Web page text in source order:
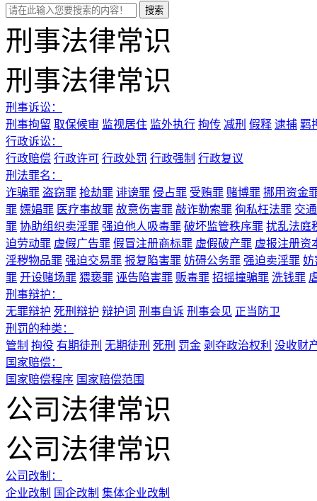
刑事法律常识
刑事法律常识
刑事诉讼：
刑事拘留 取保候审 监视居住 监外执行 拘传 减刑 假释 逮捕 羁
行政诉讼：
行政赔偿 行政许可 行政处罚 行政强制 行政复议
刑法罪名：
诈骗罪 盗窃罪 抢劫罪 诽谤罪 侵占罪 受贿罪 赌博罪 挪用资金
罪 嫖娼罪 医疗事故罪 故意伤害罪 敲诈勒索罪 徇私枉法罪 交
罪 协助组织卖淫罪 强迫他人吸毒罪 破坏监管秩序罪 扰乱法庭
迫劳动罪 虚假广告罪 假冒注册商标罪 虚假破产罪 虚报注册资
淫秽物品罪 强迫交易罪 报复陷害罪 妨碍公务罪 强迫卖淫罪 妨
罪 开设赌场罪 猥亵罪 诬告陷害罪 贩毒罪 招摇撞骗罪 洗钱罪
刑事辩护：
无罪辩护 死刑辩护 辩护词 刑事自诉 刑事会见 正当防卫
刑罚的种类：
管制 拘役 有期徒刑 无期徒刑 死刑 罚金 剥夺政治权利 没收财
国家赔偿：
国家赔偿程序 国家赔偿范围
公司法律常识
公司法律常识
公司改制：
企业改制
国企改制 集体企业改制